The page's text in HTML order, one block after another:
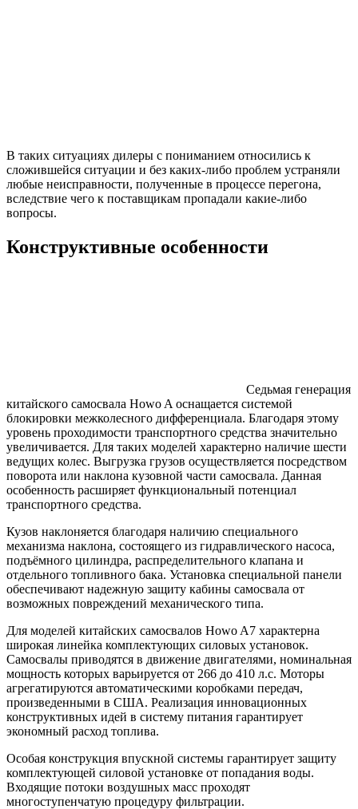
В таких ситуациях дилеры с пониманием относились к
сложившейся ситуации и без каких-либо проблем устраняли
любые неисправности, полученные в процессе перегона,
вследствие чего к поставщикам пропадали какие-либо
вопросы.
Конструктивные особенности
Седьмая генерация
китайского самосвала Howo A оснащается системой
блокировки межколесного дифференциала. Благодаря этому
уровень проходимости транспортного средства значительно
увеличивается. Для таких моделей характерно наличие шести
ведущих колес. Выгрузка грузов осуществляется посредством
поворота или наклона кузовной части самосвала. Данная
особенность расширяет функциональный потенциал
транспортного средства.
Кузов наклоняется благодаря наличию специального
механизма наклона, состоящего из гидравлического насоса,
подъёмного цилиндра, распределительного клапана и
отдельного топливного бака. Установка специальной панели
обеспечивают надежную защиту кабины самосвала от
возможных повреждений механического типа.
Для моделей китайских самосвалов Howo A7 характерна
широкая линейка комплектующих силовых установок.
Самосвалы приводятся в движение двигателями, номинальная
мощность которых варьируется от 266 до 410 л.с. Моторы
агрегатируются автоматическими коробками передач,
произведенными в США. Реализация инновационных
конструктивных идей в систему питания гарантирует
экономный расход топлива.
Особая конструкция впускной системы гарантирует защиту
комплектующей силовой установке от попадания воды.
Входящие потоки воздушных масс проходят
многоступенчатую процедуру фильтрации.